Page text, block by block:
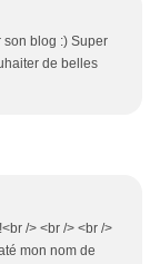
son blog :) Super
de belles
/> <br /> <br />
mon nom de